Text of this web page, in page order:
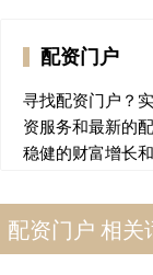
配资门户
寻找配资门户？
资服务和最新的
稳健的财富增长
配资门户 相关